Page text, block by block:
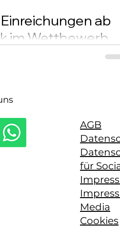
ab
im Wettbewerb
für additive
AGB
für
Media
Cookies